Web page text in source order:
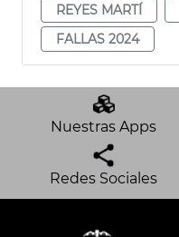
REYES MARTÍ
FALLAS 2024
Nuestras Apps
Redes Sociales